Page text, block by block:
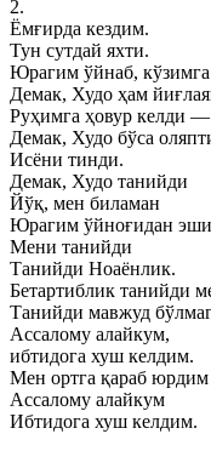
2.
Ёмғирда кездим.
Тун сутдай яхти.
Юрагим ўйнаб,
Демак, Худо ҳам
Руҳимга ҳовур келди —
Демак, Худо бўса
Исёни тинди.
Демак, Худо танийди
Йўқ, мен биламан
Юрагим ўйноғидан
Мени танийди
Танийди Ноаёнлик.
Бетартиблик танийди
Танийди мавжуд
Ассалому алайкум,
ибтидога хуш келдим.
Мен ортга қараб юрдим
Ассалому алайкум
Ибтидога хуш келдим.